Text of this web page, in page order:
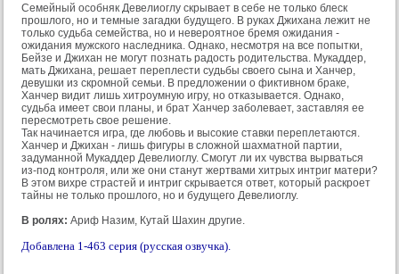
Семейный особняк Девелиоглу скрывает в себе не только блеск
прошлого, но и темные загадки будущего. В руках Джихана лежит не
только судьба семейства, но и невероятное бремя ожидания -
ожидания мужского наследника. Однако, несмотря на все попытки,
Бейзе и Джихан не могут познать радость родительства. Мукаддер,
мать Джихана, решает переплести судьбы своего сына и Ханчер,
девушки из скромной семьи. В предложении о фиктивном браке,
Ханчер видит лишь хитроумную игру, но отказывается. Однако,
судьба имеет свои планы, и брат Ханчер заболевает, заставляя ее
пересмотреть свое решение.
Так начинается игра, где любовь и высокие ставки переплетаются.
Ханчер и Джихан - лишь фигуры в сложной шахматной партии,
задуманной Мукаддер Девелиоглу. Смогут ли их чувства вырваться
из-под контроля, или же они станут жертвами хитрых интриг матери?
В этом вихре страстей и интриг скрывается ответ, который раскроет
тайны не только прошлого, но и будущего Девелиоглу.
В ролях: Ариф Назим, Кутай Шахин другие.
Добавлена 1-463 серия (русская озвучка).